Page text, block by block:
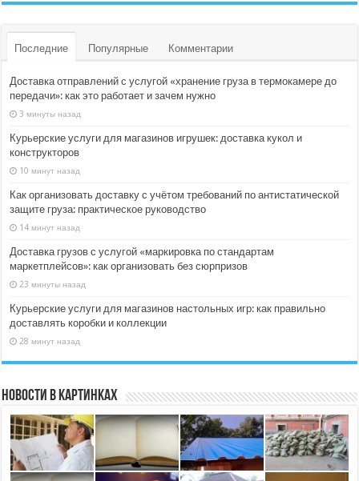
Последние Популярные Комментарии
Доставка отправлений с услугой «хранение груза в термокамере до
передачи»: как это работает и зачем нужно
3 минуты назад
Курьерские услуги для магазинов игрушек: доставка кукол и
конструкторов
10 минут назад
Как организовать доставку с учётом требований по антистатической
защите груза: практическое руководство
14 минут назад
Доставка грузов с услугой «маркировка по стандартам
маркетплейсов»: как организовать без сюрпризов
23 минуты назад
Курьерские услуги для магазинов настольных игр: как правильно
доставлять коробки и коллекции
28 минут назад
Новости в картинках